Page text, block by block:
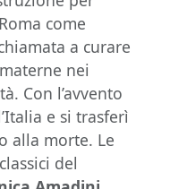
come
a curare
nei
Con l’avvento
e si trasferì
alla morte. Le
del